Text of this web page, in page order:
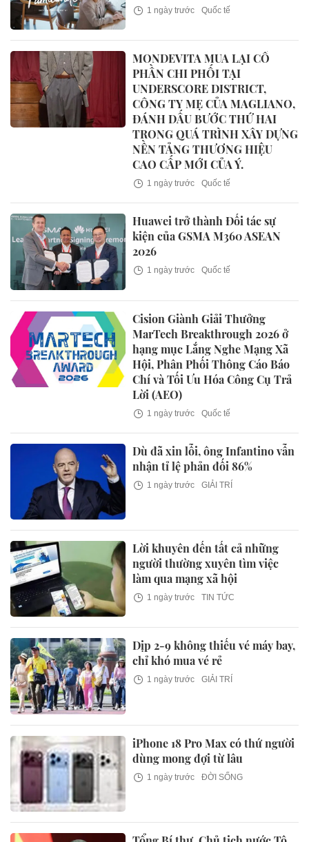
1 ngày trước Quốc tế
MONDEVITA MUA LẠI CỔ
PHẦN CHI PHỐI TẠI
UNDERSCORE DISTRICT,
CÔNG TY MẸ CỦA MAGLIANO,
ĐÁNH DẤU BƯỚC THỨ HAI
TRONG QUÁ TRÌNH XÂY DỰNG
NỀN TẢNG THƯƠNG HIỆU
CAO CẤP MỚI CỦA Ý.
1 ngày trước Quốc tế
Huawei trở thành Đối tác sự
kiện của GSMA M360 ASEAN
2026
1 ngày trước Quốc tế
Cision Giành Giải Thưởng
MarTech Breakthrough 2026 ở
hạng mục Lắng Nghe Mạng Xã
Hội, Phân Phối Thông Cáo Báo
Chí và Tối Ưu Hóa Công Cụ Trả
Lời (AEO)
1 ngày trước Quốc tế
Dù đã xin lỗi, ông Infantino vẫn
nhận tỉ lệ phản đối 86%
1 ngày trước GIẢI TRÍ
Lời khuyên đến tất cả những
người thường xuyên tìm việc
làm qua mạng xã hội
1 ngày trước TIN TỨC
Dịp 2-9 không thiếu vé máy bay,
chỉ khó mua vé rẻ
1 ngày trước GIẢI TRÍ
iPhone 18 Pro Max có thứ người
dùng mong đợi từ lâu
1 ngày trước ĐỜI SỐNG